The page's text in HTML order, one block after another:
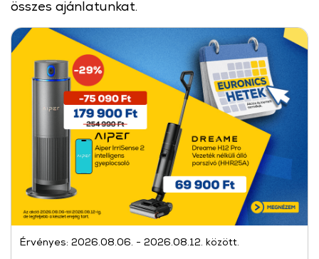
összes ajánlatunkat.
Érvényes: 2026.08.06. - 2026.08.12. között.